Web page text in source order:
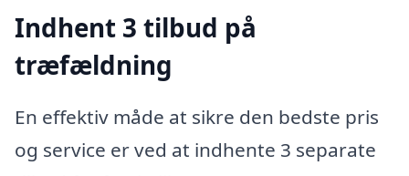
Indhent 3 tilbud på
træfældning
En effektiv måde at sikre den bedste pris
og service er ved at indhente 3 separate